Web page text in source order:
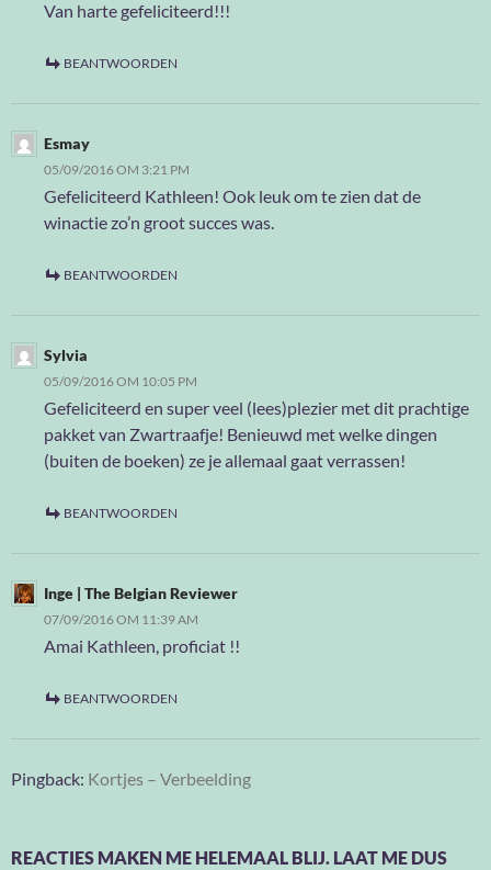
Van harte gefeliciteerd!!!
BEANTWOORDEN
Esmay
05/09/2016 OM 3:21 PM
Gefeliciteerd Kathleen! Ook leuk om te zien dat de
winactie zo’n groot succes was.
BEANTWOORDEN
Sylvia
05/09/2016 OM 10:05 PM
Gefeliciteerd en super veel (lees)plezier met dit prachtige
pakket van Zwartraafje! Benieuwd met welke dingen
(buiten de boeken) ze je allemaal gaat verrassen!
BEANTWOORDEN
Inge | The Belgian Reviewer
07/09/2016 OM 11:39 AM
Amai Kathleen, proficiat !!
BEANTWOORDEN
Pingback: Kortjes – Verbeelding
REACTIES MAKEN ME HELEMAAL BLIJ. LAAT ME DUS